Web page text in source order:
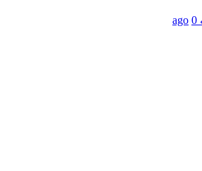
0